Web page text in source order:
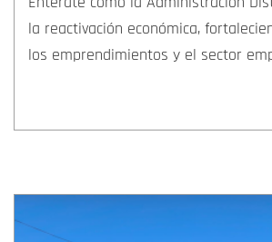
la reactivación económica,
los emprendimientos y el sector